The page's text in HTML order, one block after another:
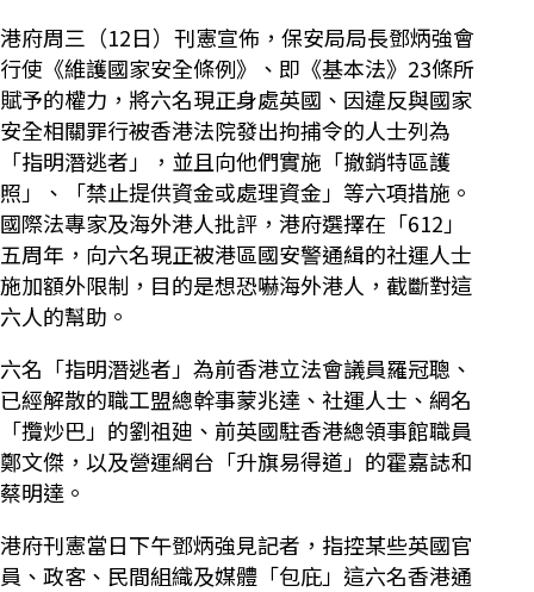
港府周三（12日）刊憲宣佈，保安局局長鄧炳強會
行使《維護國家安全條例》、即《基本法》23條所
賦予的權力，將六名現正身處英國、因違反與國家
安全相關罪行被香港法院發出拘捕令的人士列為
「指明潛逃者」，並且向他們實施「撤銷特區護
照」、「禁止提供資金或處理資金」等六項措施。
國際法專家及海外港人批評，港府選擇在「612」
五周年，向六名現正被港區國安警通緝的社運人士
施加額外限制，目的是想恐嚇海外港人，截斷對這
六人的幫助。
六名「指明潛逃者」為前香港立法會議員羅冠聰、
已經解散的職工盟總幹事蒙兆達、社運人士、網名
「攬炒巴」的劉祖廸、前英國駐香港總領事館職員
鄭文傑，以及營運網台「升旗易得道」的霍嘉誌和
蔡明達。
港府刊憲當日下午鄧炳強見記者，指控某些英國官
員、政客、民間組織及媒體「包庇」這六名香港通